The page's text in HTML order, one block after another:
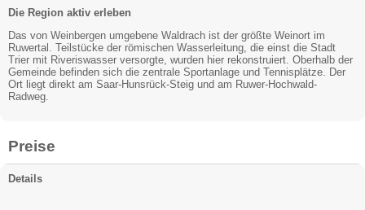
Die Region aktiv erleben
Das von Weinbergen umgebene Waldrach ist der größte Weinort im
Ruwertal. Teilstücke der römischen Wasserleitung, die einst die Stadt
Trier mit Riveriswasser versorgte, wurden hier rekonstruiert. Oberhalb der
Gemeinde befinden sich die zentrale Sportanlage und Tennisplätze. Der
Ort liegt direkt am Saar-Hunsrück-Steig und am Ruwer-Hochwald-
Radweg.
Preise
Details